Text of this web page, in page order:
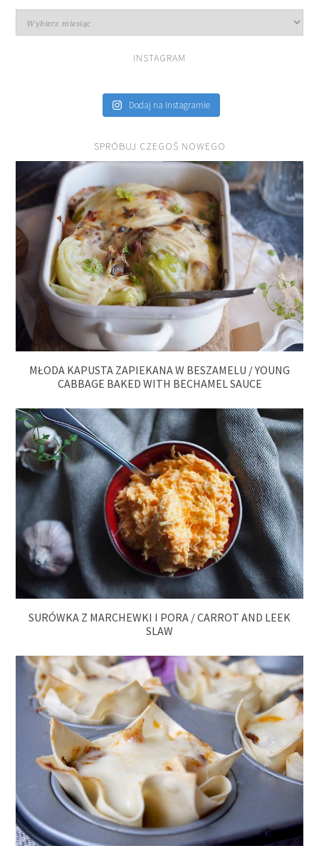
INSTAGRAM
Dodaj na Instagramie
SPRÓBUJ CZEGOŚ NOWEGO
MŁODA KAPUSTA ZAPIEKANA W BESZAMELU / YOUNG
CABBAGE BAKED WITH BECHAMEL SAUCE
SURÓWKA Z MARCHEWKI I PORA / CARROT AND LEEK
SLAW